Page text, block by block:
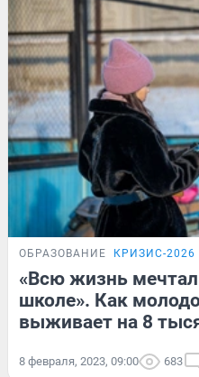
ОБРАЗОВАНИЕ КРИЗИС-2026
«Всю жизнь мечтал
школе». Как
выживает на 8
8 февраля, 2023, 09:00 683